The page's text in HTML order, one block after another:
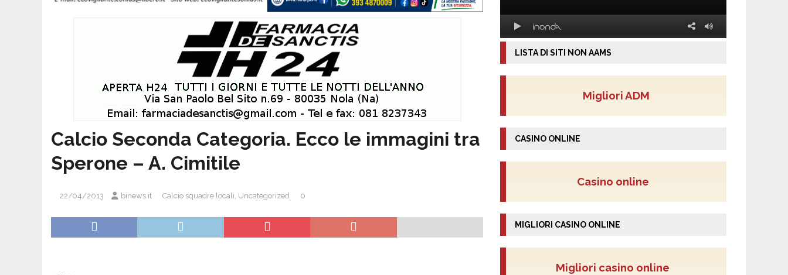
Calcio Seconda Categoria. Ecco le immagini tra
Sperone – A. Cimitile
22/04/2013 binews.it Calcio squadre locali, Uncategorized 0
LISTA DI SITI NON AAMS
Migliori ADM
CASINO ONLINE
Casino online
MIGLIORI CASINO ONLINE
Migliori casino online